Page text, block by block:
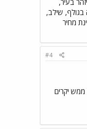
בעיר,
בגולף, שילב,
הנחה לקניה הבאה. מבחינת מחיר
#4
ממש יקרים